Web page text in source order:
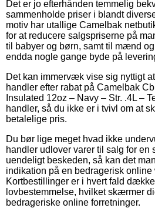
Det er jo efterhånden temmelig
sammenholde priser i blandt
motiv har utallige Camelbak
for at reducere salgspriserne på
til babyer og børn, samt til mænd
endda nogle gange byde på
Det kan immervæk vise sig nyttigt
handler efter rabat på Camelbak
Insulated 12oz – Navy – Str. .4L –
handler, så du ikke er i tvivl om at
betalelige pris.
Du bør lige meget hvad ikke
handler udlover varer til salg for en
uendeligt beskeden, så kan det
indikation på en bedragerisk online
Kortbestillinger er i hvert fald
lovbestemmelse, hvilket skærmer
bedrageriske online forretninger.